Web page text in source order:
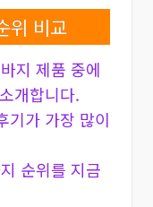
위 비교
지 제품 중에
개합니다.
가 가장 많이
순위를 지금